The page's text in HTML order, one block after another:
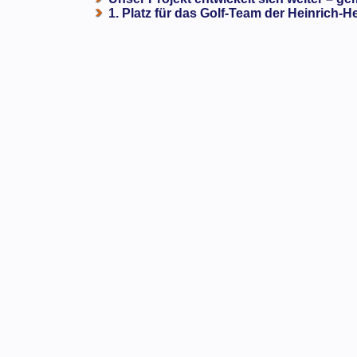
1. Platz für das Golf-Team der Heinrich-